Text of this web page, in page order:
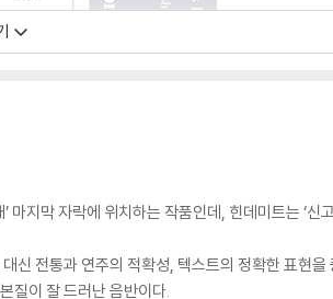
지막 자락에 위치하는 작품인데, 힌데미트는 ‘신
신 전통과 연주의 적확성, 텍스트의 정확한 표현
질이 잘 드러난 음반이다.